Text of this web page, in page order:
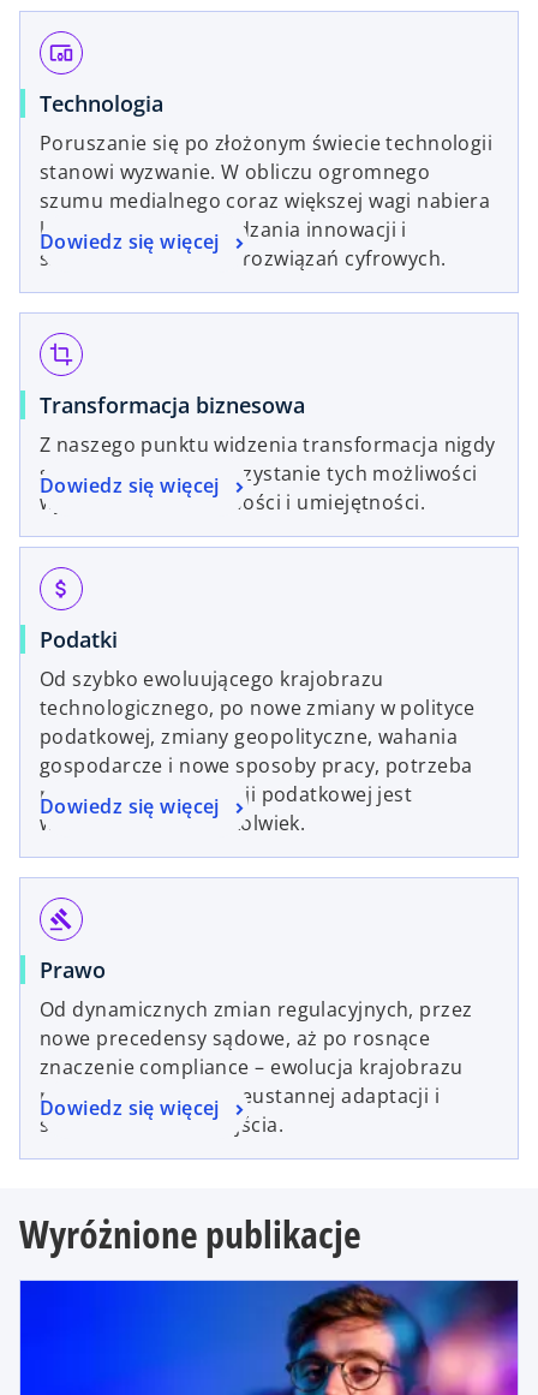
devices_other
Technologia
Poruszanie się po złożonym świecie technologii
stanowi wyzwanie. W obliczu ogromnego
szumu medialnego coraz większej wagi nabiera
konieczność wprowadzania innowacji i
szybkiego wdrażania rozwiązań cyfrowych.
Dowiedz się więcej
crop
Transformacja biznesowa
Z naszego punktu widzenia transformacja nigdy
się nie kończy. Wykorzystanie tych możliwości
wymaga wizji, wnikliwości i umiejętności.
Dowiedz się więcej
attach_money
Podatki
Od szybko ewoluującego krajobrazu
technologicznego, po nowe zmiany w polityce
podatkowej, zmiany geopolityczne, wahania
gospodarcze i nowe sposoby pracy, potrzeba
przekształcenia funkcji podatkowej jest
ważniejsza niż kiedykolwiek.
Dowiedz się więcej
gavel
Prawo
Od dynamicznych zmian regulacyjnych, przez
nowe precedensy sądowe, aż po rosnące
znaczenie compliance – ewolucja krajobrazu
prawnego wymaga nieustannej adaptacji i
strategicznego podejścia.
Dowiedz się więcej
Wyróżnione publikacje